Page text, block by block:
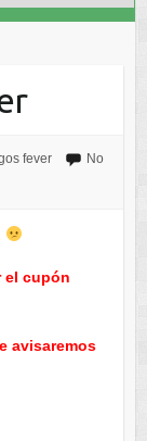
fever
No
el cupón
avisaremos